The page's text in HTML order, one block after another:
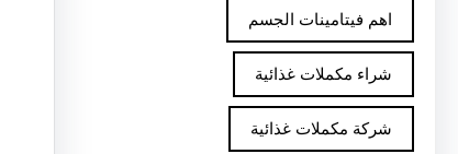
اهم فيتامينات الجسم
شراء مكملات غذائية
شركة مكملات غذائية